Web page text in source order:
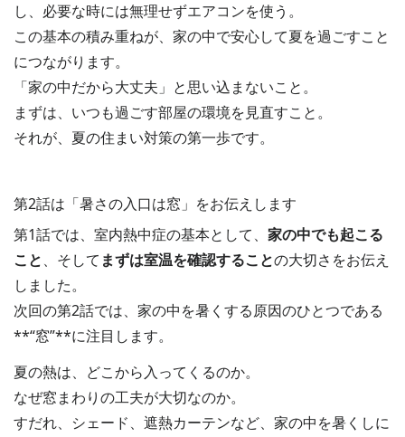
し、必要な時には無理せずエアコンを使う。
この基本の積み重ねが、家の中で安心して夏を過ごすこと
につながります。
「家の中だから大丈夫」と思い込まないこと。
まずは、いつも過ごす部屋の環境を見直すこと。
それが、夏の住まい対策の第一歩です。
第2話は「暑さの入口は窓」をお伝えします
第1話では、室内熱中症の基本として、 家の中でも起こる
こと、そして まずは室温を確認することの大切さをお伝え
しました。
次回の第2話では、家の中を暑くする原因のひとつである
**“窓”**に注目します。
夏の熱は、どこから入ってくるのか。
なぜ窓まわりの工夫が大切なのか。
すだれ、シェード、遮熱カーテンなど、家の中を暑くしに